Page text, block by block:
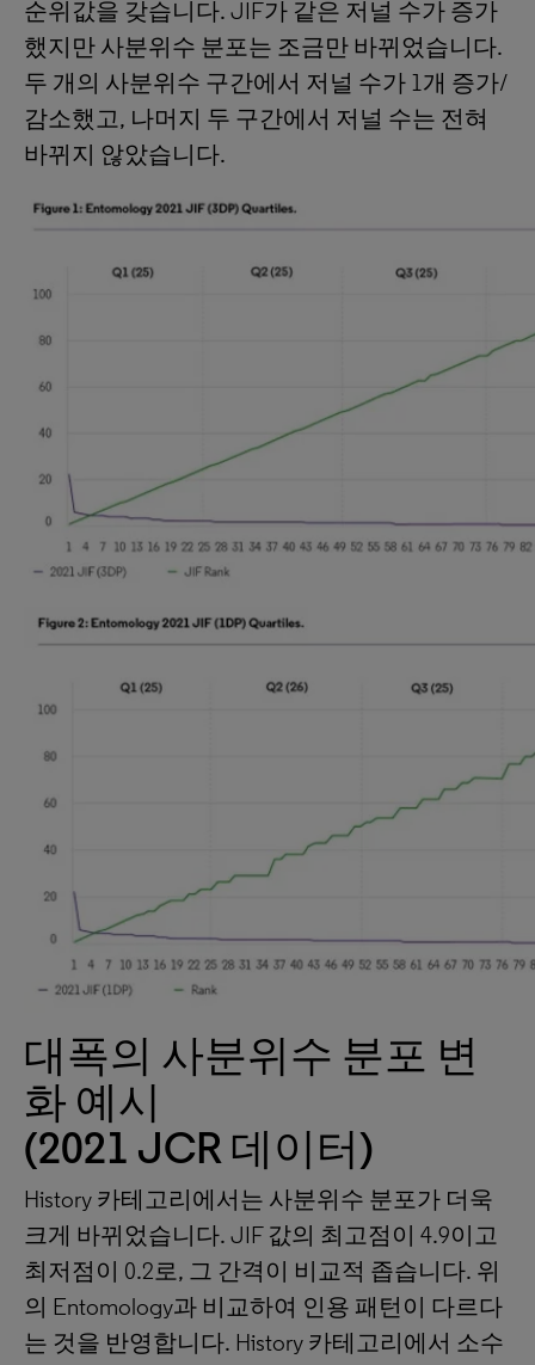
순위값을 갖습니다. JIF가 같은 저널 수가 증가
했지만 사분위수 분포는 조금만 바뀌었습니다.
두 개의 사분위수 구간에서 저널 수가 1개 증가/
감소했고, 나머지 두 구간에서 저널 수는 전혀
바뀌지 않았습니다.
대폭의 사분위수 분포 변
화 예시
(2021 JCR 데이터)
History 카테고리에서는 사분위수 분포가 더욱
크게 바뀌었습니다. JIF 값의 최고점이 4.9이고
최저점이 0.2로, 그 간격이 비교적 좁습니다. 위
의 Entomology과 비교하여 인용 패턴이 다르다
는 것을 반영합니다. History 카테고리에서 소수